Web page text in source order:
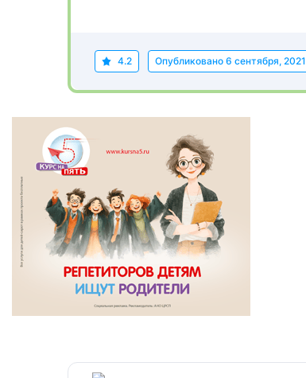
4.2 Опубликовано 6 сентября, 2021